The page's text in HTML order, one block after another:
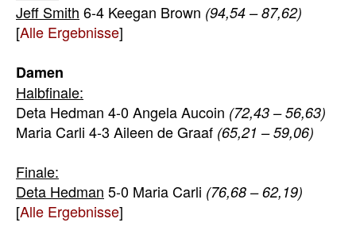
Jeff Smith 6-4 Keegan Brown (94,54 – 87,62)
[Alle Ergebnisse]
Damen
Halbfinale:
Deta Hedman 4-0 Angela Aucoin (72,43 – 56,63)
Maria Carli 4-3 Aileen de Graaf (65,21 – 59,06)
Finale:
Deta Hedman 5-0 Maria Carli (76,68 – 62,19)
[Alle Ergebnisse]